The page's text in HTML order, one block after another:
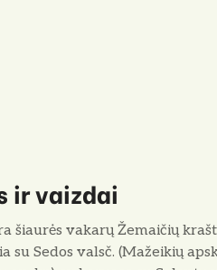
ir vaizdai
šiaurės vakarų Žemaičių
Sedos valsč. (Mažeikių